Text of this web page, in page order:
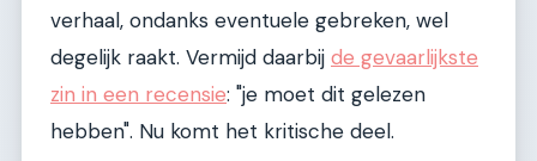
verhaal, ondanks eventuele gebreken, wel
degelijk raakt. Vermijd daarbij de gevaarlijkste
zin in een recensie: "je moet dit gelezen
hebben". Nu komt het kritische deel.